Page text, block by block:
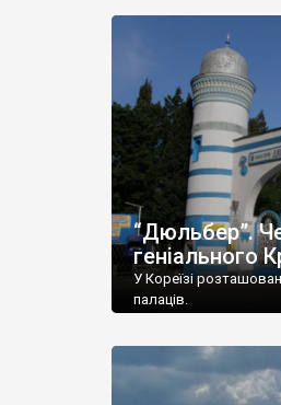
“Дюльбер”.
геніального
У Кореїзі
палаців.